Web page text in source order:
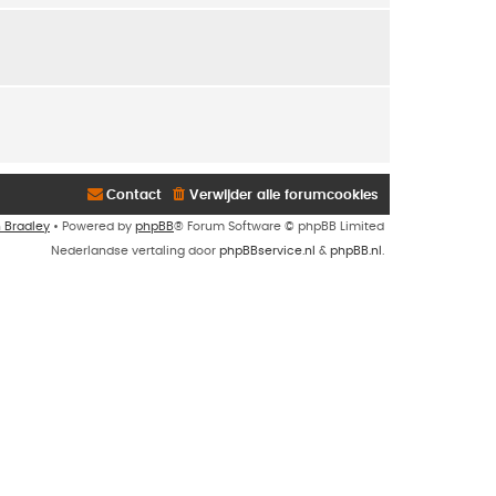
Verwijder alle forumcookies
Contact
Bradley • Powered by phpBB® Forum Software © phpBB Limited
Nederlandse vertaling door phpBBservice.nl & phpBB.nl